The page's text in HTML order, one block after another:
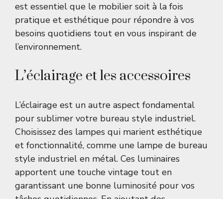
est essentiel que le mobilier soit à la fois
pratique et esthétique pour répondre à vos
besoins quotidiens tout en vous inspirant de
l’environnement.
L’éclairage et les accessoires
L’éclairage est un autre aspect fondamental
pour sublimer votre bureau style industriel.
Choisissez des lampes qui marient esthétique
et fonctionnalité, comme une lampe de bureau
style industriel en métal. Ces luminaires
apportent une touche vintage tout en
garantissant une bonne luminosité pour vos